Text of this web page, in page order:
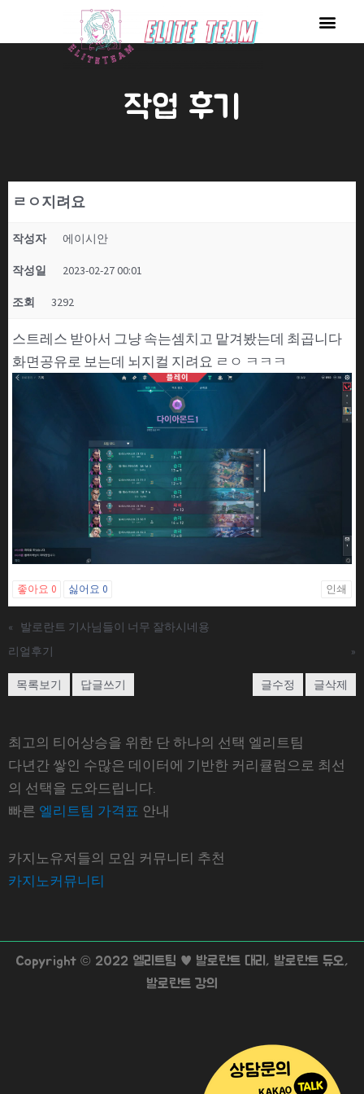
작업 후기
ㄹㅇ지려요
작성자 에이시안
작성일 2023-02-27 00:01
조회 3292
스트레스 받아서 그냥 속는셈치고 맡겨봤는데 최곱니다
화면공유로 보는데 뇌지컬 지려요 ㄹㅇ ㅋㅋㅋ
좋아요 0 싫어요 0 인쇄
«
발로란트 기사님들이 너무 잘하시네용
리얼후기
»
목록보기 답글쓰기 글수정 글삭제
최고의 티어상승을 위한 단 하나의 선택 엘리트팀
다년간 쌓인 수많은 데이터에 기반한 커리큘럼으로 최선
의 선택을 도와드립니다.
빠른 엘리트팀 가격표 안내
카지노유저들의 모임 커뮤니티 추천
카지노커뮤니티
Copyright © 2022 엘리트팀 ♥ 발로란트 대리, 발로란트 듀오,
발로란트 강의